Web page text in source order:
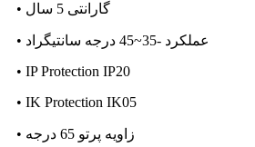
• گارانتی 5 سال
• عملکرد -35~45 درجه سانتیگراد
• IP Protection IP20
• IK Protection IK05
• زاویه پرتو 65 درجه